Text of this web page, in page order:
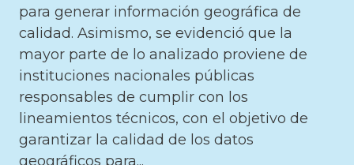
para generar información geográfica de
calidad. Asimismo, se evidenció que la
mayor parte de lo analizado proviene de
instituciones nacionales públicas
responsables de cumplir con los
lineamientos técnicos, con el objetivo de
garantizar la calidad de los datos
geográficos para...